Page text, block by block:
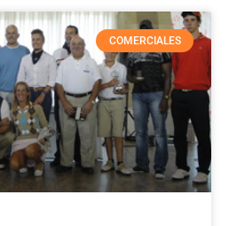
COMERCIALES